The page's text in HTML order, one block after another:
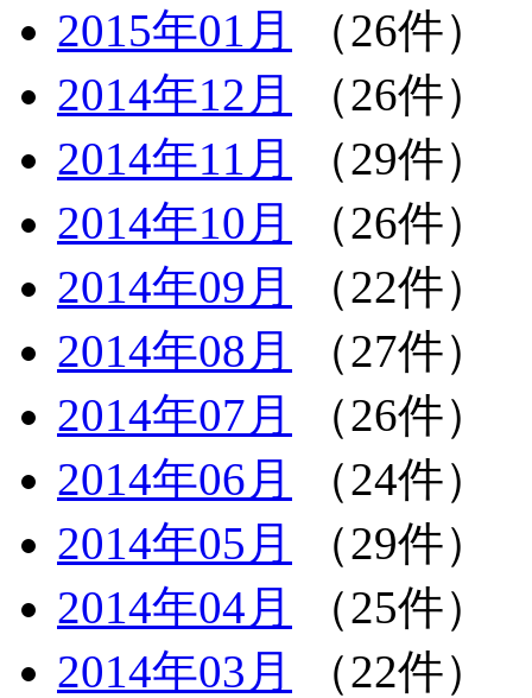
2015年01月
（26件）
2014年12月
（26件）
2014年11月
（29件）
2014年10月
（26件）
2014年09月
（22件）
2014年08月
（27件）
2014年07月
（26件）
2014年06月
（24件）
2014年05月
（29件）
2014年04月
（25件）
2014年03月
（22件）